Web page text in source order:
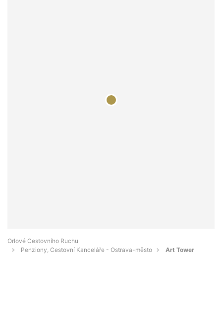
Orlové Cestovního Ruchu
Penziony, Cestovní Kanceláře - Ostrava-město
Art Tower